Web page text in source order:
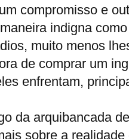
compromisso e
indigna
muito menos
de comprar um
enfrentam,
da arquibancada
sobre a